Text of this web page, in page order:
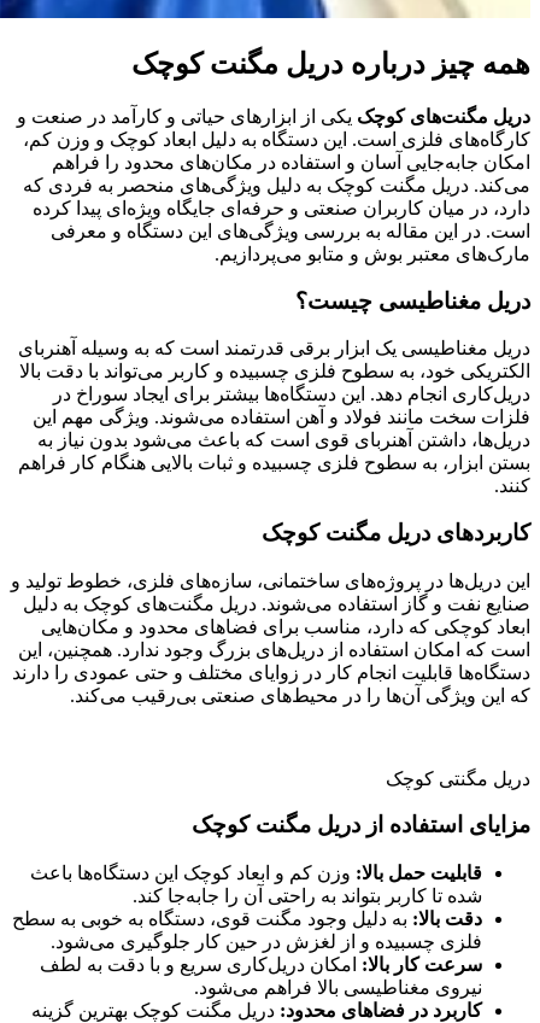
همه چیز درباره دریل مگنت کوچک
دریل مگنت‌های کوچک یکی از ابزارهای حیاتی و کارآمد در صنعت و
کارگاه‌های فلزی است. این دستگاه به دلیل ابعاد کوچک و وزن کم،
امکان جابه‌جایی آسان و استفاده در مکان‌های محدود را فراهم
می‌کند. دریل مگنت کوچک به دلیل ویژگی‌های منحصر به فردی که
دارد، در میان کاربران صنعتی و حرفه‌ای جایگاه ویژه‌ای پیدا کرده
است. در این مقاله به بررسی ویژگی‌های این دستگاه و معرفی
مارک‌های معتبر بوش و متابو می‌پردازیم.
دریل مغناطیسی چیست؟
دریل مغناطیسی یک ابزار برقی قدرتمند است که به وسیله آهنربای
الکتریکی خود، به سطوح فلزی چسبیده و کاربر می‌تواند با دقت بالا
دریل‌کاری انجام دهد. این دستگاه‌ها بیشتر برای ایجاد سوراخ در
فلزات سخت مانند فولاد و آهن استفاده می‌شوند. ویژگی مهم این
دریل‌ها، داشتن آهنربای قوی است که باعث می‌شود بدون نیاز به
بستن ابزار، به سطوح فلزی چسبیده و ثبات بالایی هنگام کار فراهم
کنند.
کاربردهای دریل مگنت کوچک
این دریل‌ها در پروژه‌های ساختمانی، سازه‌های فلزی، خطوط تولید و
صنایع نفت و گاز استفاده می‌شوند. دریل مگنت‌های کوچک به دلیل
ابعاد کوچکی که دارد، مناسب برای فضاهای محدود و مکان‌هایی
است که امکان استفاده از دریل‌های بزرگ وجود ندارد. همچنین، این
دستگاه‌ها قابلیت انجام کار در زوایای مختلف و حتی عمودی را دارند
که این ویژگی آن‌ها را در محیط‌های صنعتی بی‌رقیب می‌کند.
دریل مگنتی کوچک
مزایای استفاده از دریل مگنت کوچک
قابلیت حمل بالا: وزن کم و ابعاد کوچک این دستگاه‌ها باعث
شده تا کاربر بتواند به راحتی آن را جابه‌جا کند.
دقت بالا: به دلیل وجود مگنت قوی، دستگاه به خوبی به سطح
فلزی چسبیده و از لغزش در حین کار جلوگیری می‌شود.
سرعت کار بالا: امکان دریل‌کاری سریع و با دقت به لطف
نیروی مغناطیسی بالا فراهم می‌شود.
کاربرد در فضاهای محدود: دریل مگنت کوچک بهترین گزینه